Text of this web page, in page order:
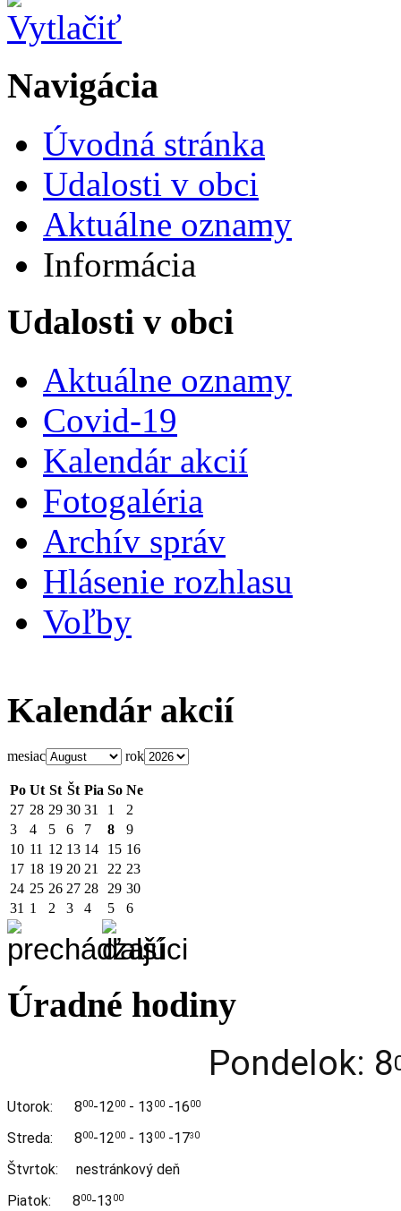
Navigácia
Úvodná stránka
Udalosti v obci
Aktuálne oznamy
Informácia
Udalosti v obci
Aktuálne oznamy
Covid-19
Kalendár akcií
Fotogaléria
Archív správ
Hlásenie rozhlasu
Voľby
Kalendár akcií
mesiac rok
Po Ut St Št Pia So Ne
27 28 29 30 31 1
2
3
4 5 6 7 8
9
10 11 12 13 14 15 16
17 18 19 20 21 22 23
24 25 26 27 28 29 30
31 1 2 3 4 5 6
Úradné hodiny
Pondelok: 8
Utorok: 800-1200 - 13 00 -1600
Streda: 800-1200 - 13 00 -173 0
Štvrtok: nestránkový deň
Piatok: 800-13 00